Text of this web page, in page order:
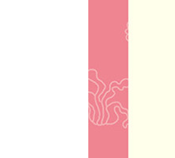
04 실속파 여행
05 오키나와를
06 오키나와 숙
OKINAWA BY
오키나와 지역